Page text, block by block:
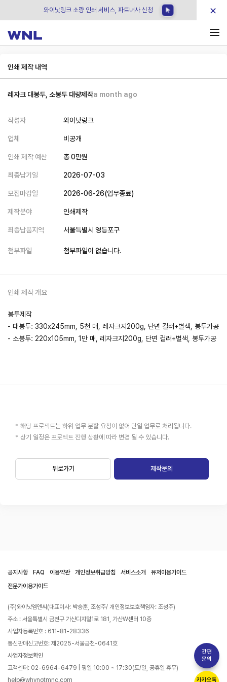
와이낫링크 소량 인쇄 서비스, 파트너사 신청 ×
간편
문의
카카오톡
인쇄 제작 내역
레자크 대봉투, 소봉투 대량제작a month ago
작성자 와이낫링크
업체 비공개
인쇄 제작 예산 총0만원
최종납기일 2026-07-03
모집마감일 2026-06-26(업무종료)
제작분야 인쇄제작
최종납품지역 서울특별시 영등포구
첨부파일 첨부파일이 없습니다.
인쇄 제작 개요
봉투제작
- 대봉투: 330x245mm, 5천 매, 레자크지200g, 단면 컬러+별색, 봉투가공
- 소봉투: 220x105mm, 1만 매, 레자크지200g, 단면 컬러+별색, 봉투가공
* 해당 프로젝트는 하위 업무 분할 요청이 없어 단일 업무로 처리됩니다.
* 상기 일정은 프로젝트 진행 상황에 따라 변경 될 수 있습니다.
뒤로가기 제작문의
공지사항 FAQ 이용약관 개인정보취급방침 서비스소개
유저이용가이드
전문가이용가이드
(주)와이낫엠앤씨(대표이사: 박승훈, 조성주/ 개인정보보호책임자: 조성주)
주소 : 서울특별시 금천구 가산디지털1로 181, 가산W센터 10층
사업자등록번호 : 611-81-28336
통신판매신고번호: 제2025-서울금천-0641호
사업자정보확인
고객센터: 02-6964-6479 | 평일 10:00 ~ 17:30(토/일, 공휴일 휴무)
help@whynotmnc.com